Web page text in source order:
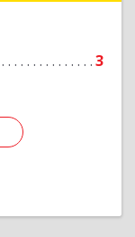
3